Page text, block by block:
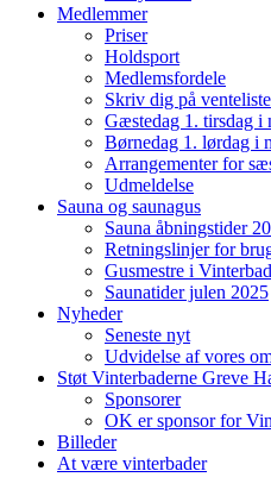
Medlemmer
Priser
Holdsport
Medlemsfordele
Skriv dig på venteliste
Gæstedag 1. tirsdag i
Børnedag 1. lørdag i
Arrangementer for
Udmeldelse
Sauna og saunagus
Sauna åbningstider
Retningslinjer for
Gusmestre i
Saunatider julen 2025
Nyheder
Seneste nyt
Udvidelse af vores
Støt Vinterbaderne Greve
Sponsorer
OK er sponsor for
Billeder
At være vinterbader